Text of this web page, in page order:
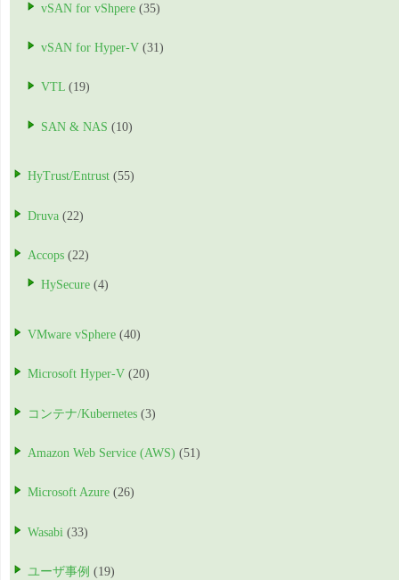
vSAN for vShpere (35)
vSAN for Hyper-V (31)
VTL (19)
SAN & NAS (10)
HyTrust/Entrust (55)
Druva (22)
Accops (22)
HySecure (4)
VMware vSphere (40)
Microsoft Hyper-V (20)
コンテナ/Kubernetes (3)
Amazon Web Service (AWS) (51)
Microsoft Azure (26)
Wasabi (33)
ユーザ事例 (19)